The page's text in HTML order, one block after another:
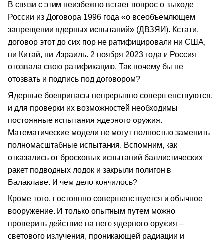
В связи с этим неизбежно встает вопрос о выходе
России из Договора 1996 года «о всеобъемлющем
запрещении ядерных испытаний» (ДВЗЯИ). Кстати,
договор этот до сих пор не ратифицировали ни США,
ни Китай, ни Израиль. 2 ноября 2023 года и Россия
отозвала свою ратификацию. Так почему бы не
отозвать и подпись под договором?
Ядерные боеприпасы непрерывно совершенствуются,
и для проверки их возможностей необходимы
постоянные испытания ядерного оружия.
Математические модели не могут полностью заменить
полномасштабные испытания. Вспомним, как
отказались от бросковых испытаний баллистических
ракет подводных лодок и закрыли полигон в
Балаклаве. И чем дело кончилось?
Кроме того, постоянно совершенствуется и обычное
вооружение. И только опытным путем можно
проверить действие на него ядерного оружия –
светового излучения, проникающей радиации и